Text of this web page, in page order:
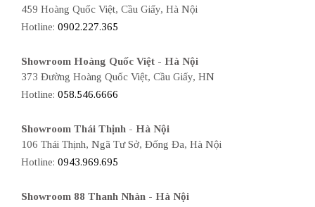
459 Hoàng Quốc Việt, Cầu Giấy, Hà Nội
Hotline: 0902.227.365
Showroom Hoàng Quốc Việt - Hà Nội
373 Đường Hoàng Quốc Việt, Cầu Giấy, HN
Hotline: 058.546.6666
Showroom Thái Thịnh - Hà Nội
106 Thái Thịnh, Ngã Tư Sở, Đống Đa, Hà Nội
Hotline: 0943.969.695
Showroom 88 Thanh Nhàn - Hà Nội